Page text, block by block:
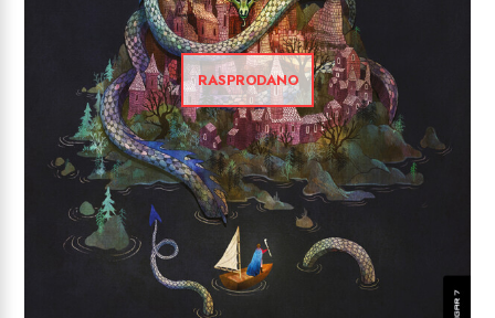
RASPRODANO